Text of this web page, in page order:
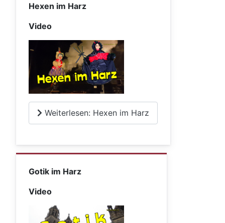
Hexen im Harz
Video
Weiterlesen: Hexen im Harz
Gotik im Harz
Video